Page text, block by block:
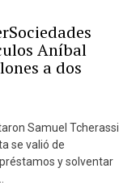
Aníbal
a dos
Samuel Tcherassi
se valió de
y solventar